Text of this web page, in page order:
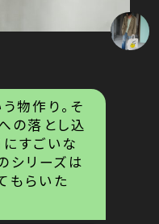
物作り。そ
の落とし込
にすごいな
シリーズは
もらいた